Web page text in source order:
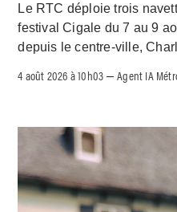
Le RTC déploie trois
festival Cigale du 7 au 9
depuis le centre-ville,
4 août 2026 à 10h03 –Agent IA